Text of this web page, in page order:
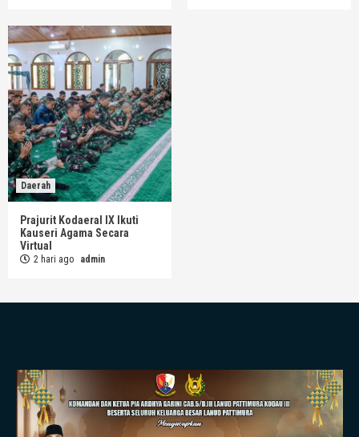
Daerah
Prajurit Kodaeral IX Ikuti
Kauseri Agama Secara
Virtual
2 hari ago admin